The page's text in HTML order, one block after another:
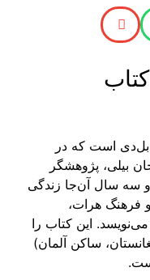
است که در
جان بیلی، پژوهشگر
سه سال آن‌جا زندگی
فرهنگ هرات،
این کتاب را
ساکن آلمان)